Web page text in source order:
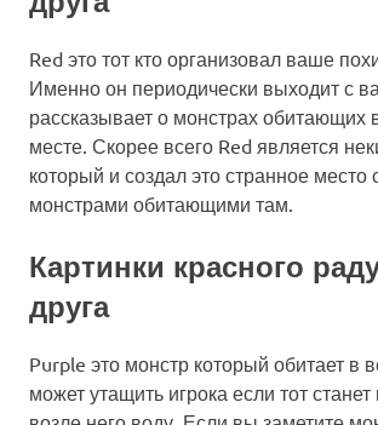
Red это тот кто организовал ваше
Именно он периодически выходит с
рассказывает о монстрах обитающих
месте. Скорее всего Red является
который и создал это странное место
монстрами обитающими там.
Картинки красного
друга
Purple это монстр который обитает в
может утащить игрока если тот